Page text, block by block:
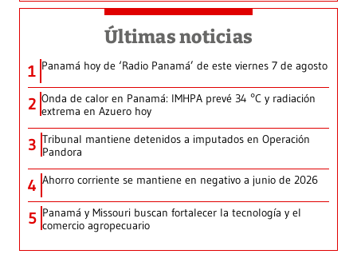
Últimas noticias
1 Panamá hoy de ‘Radio Panamá’ de este viernes 7 de agosto
2 Onda de calor en Panamá: IMHPA prevé 34 °C y radiación
extrema en Azuero hoy
3 Tribunal mantiene detenidos a imputados en Operación
Pandora
4 Ahorro corriente se mantiene en negativo a junio de 2026
5 Panamá y Missouri buscan fortalecer la tecnología y el
comercio agropecuario